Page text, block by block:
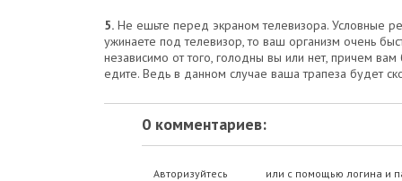
5. Не ешьте перед экраном телевизора. Условные
ужинаете под телевизор, то ваш организм очень
независимо от того, голодны вы или нет, причем
едите. Ведь в данном случае ваша трапеза будет
0 комментариев:
Авторизуйтесь или с помощью логина и